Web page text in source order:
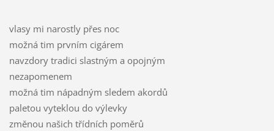
vlasy mi narostly přes noc
možná tim prvním cigárem
navzdory tradici slastným a opojným
nezapomenem
možná tim nápadným sledem akordů
paletou vyteklou do výlevky
změnou našich třídních poměrů